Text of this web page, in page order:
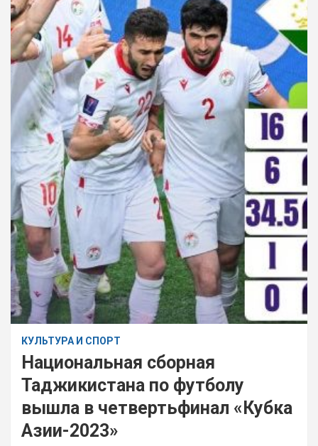
КУЛЬТУРА И СПОРТ
Национальная сборная
Таджикистана по футболу
вышла в четвертьфинал «Кубка
Азии-2023»